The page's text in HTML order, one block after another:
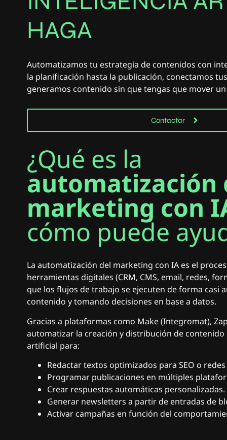
HAGA
TUMARKE
Automatizamos tu estrategia de contenidos con
la planificación hasta la publicación, conectamos
generamos contenido sin que tengas que mover
Contactar
¿Qué es la
automatización
marketing con
cómo puede
La automatización del marketing con IA es el
herramientas digitales (CRM, CMS, email, redes,
que los flujos de trabajo se ejecuten de forma casi
contenido y tomando decisiones en base a datos.
Gracias a plataformas como Make (Integromat),
automatizar la creación y distribución de
artificial para:
Redactar textos optimizados para SEO o redes
Programar publicaciones en múltiples
Crear respuestas automáticas personalizadas.
Generar newsletters a partir de entradas de
Activar campañas en función del